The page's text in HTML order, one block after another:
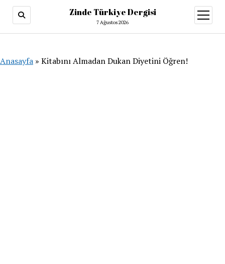
Zinde Türkiye Dergisi
7 Ağustos 2026
aç
Anasayfa » Kitabını Almadan Dukan Diyetini Öğren!